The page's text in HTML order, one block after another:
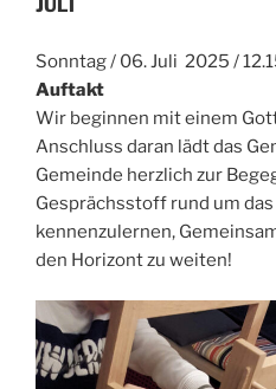
JULI
Sonntag / 06. Juli 2025 /
Auftakt
Wir beginnen mit einem
Anschluss daran lädt das
Gemeinde herzlich zur
Gesprächsstoff rund um
kennenzulernen,
den Horizont zu weiten!